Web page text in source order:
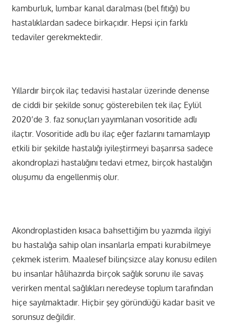
kamburluk, lumbar kanal daralması (bel fıtığı) bu
hastalıklardan sadece birkaçıdır. Hepsi için farklı
tedaviler gerekmektedir.
Yıllardır birçok ilaç tedavisi hastalar üzerinde denense
de ciddi bir şekilde sonuç gösterebilen tek ilaç Eylül
2020’de 3. faz sonuçları yayımlanan vosoritide adlı
ilaçtır. Vosoritide adlı bu ilaç eğer fazlarını tamamlayıp
etkili bir şekilde hastalığı iyileştirmeyi başarırsa sadece
akondroplazi hastalığını tedavi etmez, birçok hastalığın
oluşumu da engellenmiş olur.
Akondroplastiden kısaca bahsettiğim bu yazımda ilgiyi
bu hastalığa sahip olan insanlarla empati kurabilmeye
çekmek isterim. Maalesef bilinçsizce alay konusu edilen
bu insanlar hâlihazırda birçok sağlık sorunu ile savaş
verirken mental sağlıkları neredeyse toplum tarafından
hiçe sayılmaktadır. Hiçbir şey göründüğü kadar basit ve
sorunsuz değildir.